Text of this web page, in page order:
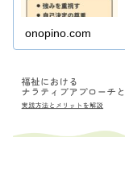
onopino.com